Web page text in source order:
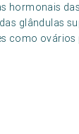
hormonais
glândulas
como